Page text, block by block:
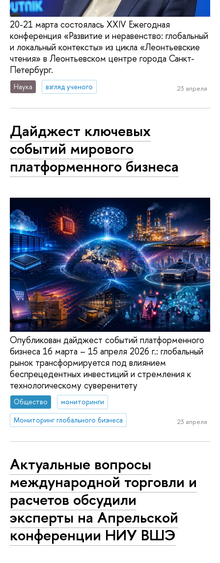
20-21 марта состоялась ХХIV Ежегодная
конференция «Развитие и неравенство: глобальный
и локальный контексты» из цикла «Леонтьевские
чтения» в Леонтьевском центре города Санкт-
Петербург.
Наука взгляд ученого 23 апреля
Дайджест ключевых
событий мирового
платформенного бизнеса
Опубликован дайджест событий платформенного
бизнеса 16 марта – 15 апреля 2026 г.: глобальный
рынок трансформируется под влиянием
беспрецедентных инвестиций и стремления к
технологическому суверенитету
Общество
мониторинги
Мониторинг глобального бизнеса
23 апреля
Актуальные вопросы
международной торговли и
расчетов обсудили
эксперты на Апрельской
конференции НИУ ВШЭ